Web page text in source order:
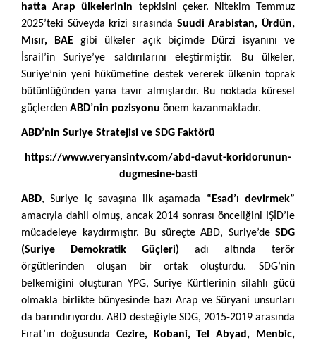
hatta Arap ülkelerinin tepkisini çeker. Nitekim Temmuz
2025’teki Süveyda krizi sırasında Suudi Arabistan, Ürdün,
Mısır, BAE gibi ülkeler açık biçimde Dürzi isyanını ve
İsrail’in Suriye’ye saldırılarını eleştirmiştir. Bu ülkeler,
Suriye’nin yeni hükümetine destek vererek ülkenin toprak
bütünlüğünden yana tavır almışlardır. Bu noktada küresel
güçlerden ABD’nin pozisyonu önem kazanmaktadır.
ABD’nin Suriye Stratejisi ve SDG Faktörü
https://www.veryansintv.com/abd-davut-koridorunun-
dugmesine-basti
ABD, Suriye iç savaşına ilk aşamada “Esad’ı devirmek”
amacıyla dahil olmuş, ancak 2014 sonrası önceliğini IŞİD’le
mücadeleye kaydırmıştır. Bu süreçte ABD, Suriye’de SDG
(Suriye Demokratik Güçleri) adı altında terör
örgütlerinden oluşan bir ortak oluşturdu. SDG’nin
belkemiğini oluşturan YPG, Suriye Kürtlerinin silahlı gücü
olmakla birlikte bünyesinde bazı Arap ve Süryani unsurları
da barındırıyordu. ABD desteğiyle SDG, 2015-2019 arasında
Fırat’ın doğusunda Cezire, Kobani, Tel Abyad, Menbic,